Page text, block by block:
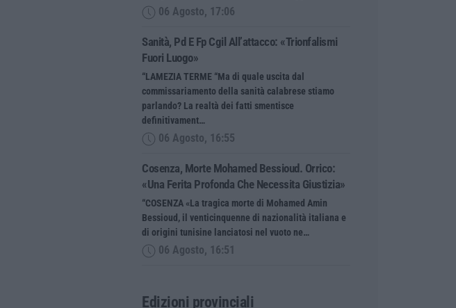
06 Agosto, 17:06
Sanità, Pd E Fp Cgil All’attacco: «Trionfalismi
Fuori Luogo»
“LAMEZIA TERME “Ma di quale uscita dal
commissariamento della sanità calabrese stiamo
parlando? La realtà dei fatti smentisce
definitivament…
06 Agosto, 16:55
Cosenza, Morte Mohamed Bessioud. Orrico:
«Una Ferita Profonda Che Necessita Giustizia»
“COSENZA «La tragica morte di Mohamed Amin
Bessioud, il venticinquenne di nazionalità italiana e
di origini tunisine lanciatosi nel vuoto ne…
06 Agosto, 16:51
Edizioni provinciali